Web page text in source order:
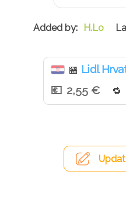
H.Lo
🏪 Lidl
2,55 €